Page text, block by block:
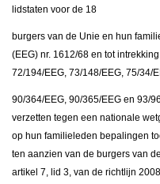
lidstaten voor de 18
burgers van de Unie en hun
(EEG) nr. 1612/68 en tot
72/194/EEG, 73/148/EEG, 75/34/
90/364/EEG, 90/365/EEG en 93/
verzetten tegen een nationale
op hun familieleden bepalingen
ten aanzien van de burgers van
artikel 7, lid 3, van de richtlijn